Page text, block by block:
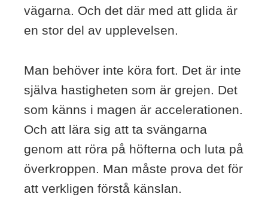
vägarna. Och det där med att glida är
en stor del av upplevelsen.
Man behöver inte köra fort. Det är inte
själva hastigheten som är grejen. Det
som känns i magen är accelerationen.
Och att lära sig att ta svängarna
genom att röra på höfterna och luta på
överkroppen. Man måste prova det för
att verkligen förstå känslan.